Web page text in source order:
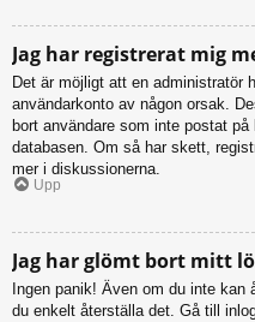
Jag har registrerat mig
Det är möjligt att en administratör
användarkonto av någon orsak.
bort användare som inte postat
databasen. Om så har skett,
mer i diskussionerna.
Upp
Jag har glömt bort mitt
Ingen panik! Även om du inte
du enkelt återställa det. Gå till